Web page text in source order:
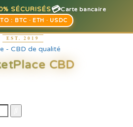
SÉCURISÉS💳Carte bancaire
: BTC · ETH · USDC